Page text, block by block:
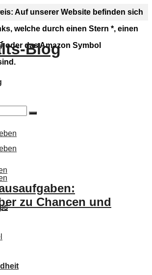
Auf unserer Website befinden sich
welche durch einen Stern *, einen
oder das Amazon SymbolHaushalts-
zu Chancen und